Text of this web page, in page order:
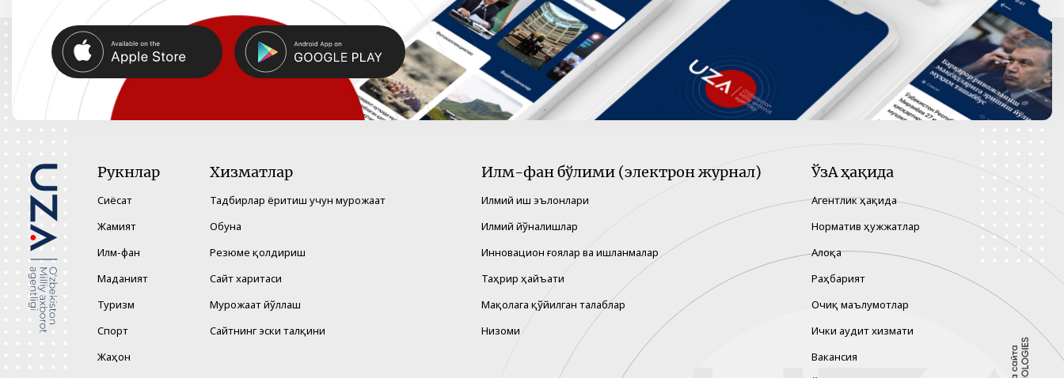
Рукнлар
Сиёсат
Жамият
Илм-фан
Маданият
Туризм
Спорт
Жаҳон
Хизматлар
Тадбирлар ёритиш учун мурожаат
Обуна
Резюме қолдириш
Сайт харитаси
Мурожаат йўллаш
Сайтнинг эски талқини
Илм-фан бўлими (электрон журнал)
Илмий иш эълонлари
Илмий йўналишлар
Инновацион ғоялар ва ишланмалар
Таҳрир ҳайъати
Мақолага қўйилган талаблар
Низоми
ЎзА ҳақида
Агентлик ҳақида
Норматив ҳужжатлар
Алоқа
Раҳбарият
Очиқ маълумотлар
Ички аудит хизмати
Вакансия